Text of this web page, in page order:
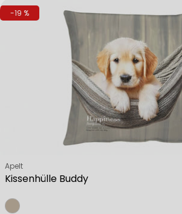
-19 %
Kissenhülle Buddy
Verkäufer:
Apelt